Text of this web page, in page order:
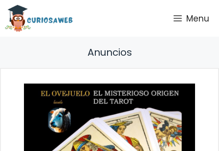
Saltar
contenido
Menu
Anuncios